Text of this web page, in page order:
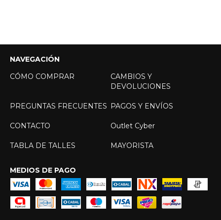
NAVEGACIÓN
CÓMO COMPRAR
CAMBIOS Y
DEVOLUCIONES
PREGUNTAS FRECUENTES PAGOS Y ENVÍOS
CONTACTO Outlet Cyber
TABLA DE TALLES MAYORISTA
MEDIOS DE PAGO